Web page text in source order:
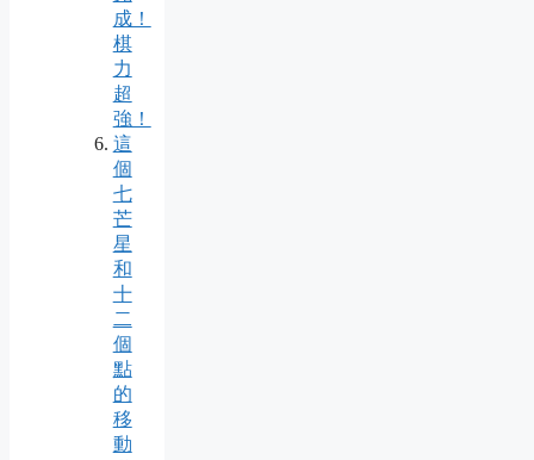
成！
棋
力
超
強！
這
個
七
芒
星
和
十
二
個
點
的
移
動